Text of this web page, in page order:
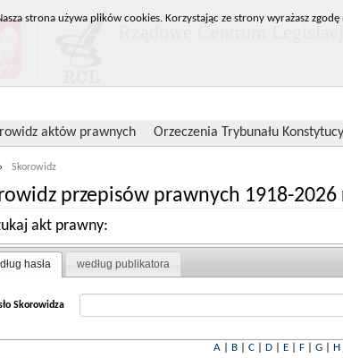
aktów prawnych Orzeczenia Trybunału
Skorowidz
przepisów prawnych 1918-2026
akt prawny:
hasła według publikatora
Skorowidza
A| B| C| D| E| F| G| H
strona używa plików cookies. Korzystając ze strony wyrażasz